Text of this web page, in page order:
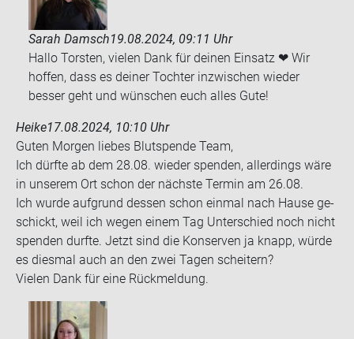
Sarah Damsch19.08.2024, 09:11 Uhr
Hallo Torsten, vielen Dank für deinen Einsatz ❤ Wir
hoffen, dass es deiner Tochter inzwischen wieder
besser geht und wünschen euch alles Gute!
Heike17.08.2024, 10:10 Uhr
Guten Mor­gen lie­bes Blut­spen­de Team,
Ich dürf­te ab dem 28.08. wie­der spen­den, al­ler­dings wäre
in un­se­rem Ort schon der nächs­te Ter­min am 26.08.
Ich wurde auf­grund des­sen schon ein­mal nach Hause ge­
schickt, weil ich wegen einem Tag Un­ter­schied noch nicht
spen­den durf­te. Jetzt sind die Kon­ser­ven ja knapp, würde
es dies­mal auch an den zwei Tagen schei­tern?
Vie­len Dank für eine Rück­mel­dung.